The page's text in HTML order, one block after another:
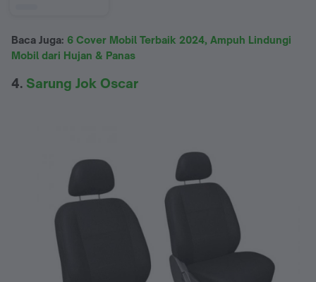
Baca Juga: 6 Cover Mobil Terbaik 2024, Ampuh Lindungi
Mobil dari Hujan & Panas
4. Sarung Jok Oscar